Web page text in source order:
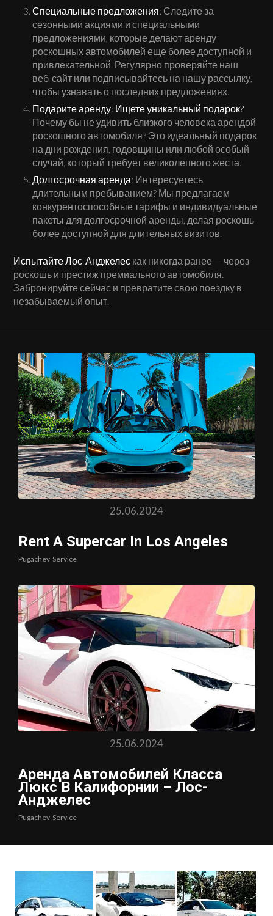
Специальные предложения: Следите за
сезонными акциями и специальными
предложениями, которые делают аренду
роскошных автомобилей еще более доступной и
привлекательной. Регулярно проверяйте наш
веб-сайт или подписывайтесь на нашу рассылку,
чтобы узнавать о последних предложениях.
Подарите аренду: Ищете уникальный подарок?
Почему бы не удивить близкого человека арендой
роскошного автомобиля? Это идеальный подарок
на дни рождения, годовщины или любой особый
случай, который требует великолепного жеста.
Долгосрочная аренда: Интересуетесь
длительным пребыванием? Мы предлагаем
конкурентоспособные тарифы и индивидуальные
пакеты для долгосрочной аренды, делая роскошь
более доступной для длительных визитов.
Испытайте Лос-Анджелес как никогда ранее — через
роскошь и престиж премиального автомобиля.
Забронируйте сейчас и превратите свою поездку в
незабываемый опыт.
25.06.2024
Rent A Supercar In Los Angeles
Pugachev Service
25.06.2024
Аренда Автомобилей Класса
Люкс В Калифорнии – Лос-
Анджелес
Pugachev Service